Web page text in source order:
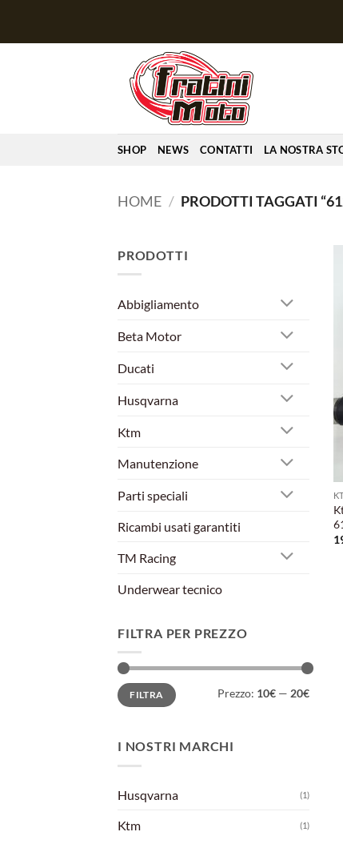
SHOP NEWS CONTATTI LA NOSTRA
HOME / PRODOTTI TAGGATI
PRODOTTI
Abbigliamento
Beta Motor
Ducati
Husqvarna
Ktm
Manutenzione
Parti speciali
Ricambi usati garantiti
TM Racing
Underwear tecnico
FILTRA PER PREZZO
Prezzo
Min
Prezzo
MaxFILTRA Prezzo: 10€ — 20€
I NOSTRI MARCHI
Husqvarna (1)
Ktm (1)